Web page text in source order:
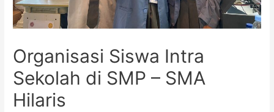
Organisasi Siswa Intra
Sekolah di SMP – SMA
Hilaris